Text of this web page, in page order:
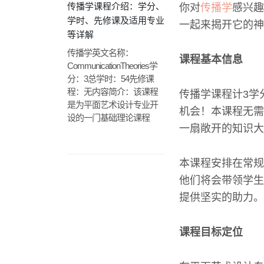
传播学课程介绍：学分、
学时、先修课及适用专业
等详解
传播学英文名称：
CommunicationTheories学
分：3总学时：54先修课
程：无内容简介：该课程
是为平面艺术设计专业开
设的一门基础理论课程
你对传播学感兴
一起来揭开它的
课程基本信息
传播学课程计3学
机会！本课程无
一扇敞开的知识
本课程安排在常
他们将会带领学
提供坚实的助力。
课程目标定位